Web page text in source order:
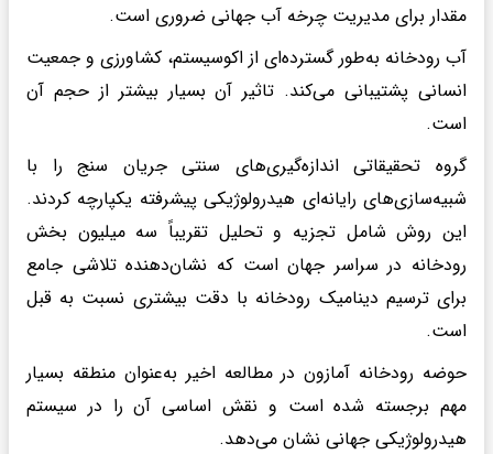
مقدار برای مدیریت چرخه آب جهانی ضروری است.
آب رودخانه به‌طور گسترده‌ای از اکوسیستم، کشاورزی و جمعیت
انسانی پشتیبانی می‌کند. تاثیر آن بسیار بیشتر از حجم آن
است.
گروه تحقیقاتی اندازه‌گیری‌های سنتی جریان سنج را با
شبیه‌سازی‌های رایانه‌ای هیدرولوژیکی پیشرفته یکپارچه کردند.
این روش شامل تجزیه و تحلیل تقریباً سه میلیون بخش
رودخانه در سراسر جهان است که نشان‌دهنده تلاشی جامع
برای ترسیم دینامیک رودخانه با دقت بیشتری نسبت به قبل
است.
حوضه رودخانه آمازون در مطالعه اخیر به‌عنوان منطقه بسیار
مهم برجسته شده است و نقش اساسی آن را در سیستم
هیدرولوژیکی جهانی نشان می‌دهد.